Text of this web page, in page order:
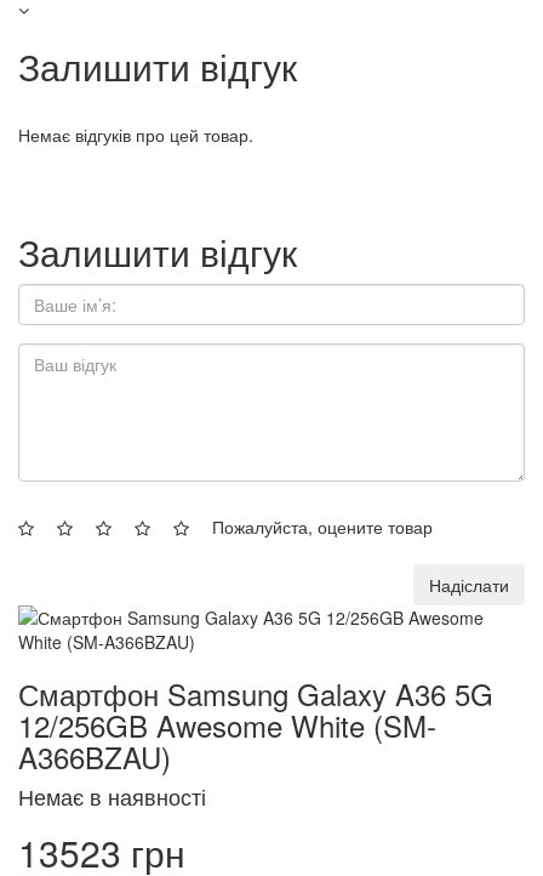
Залишити відгук
Немає відгуків про цей товар.
Залишити відгук
Пожалуйста, оцените товар
Надіслати
Смартфон Samsung Galaxy A36 5G
12/256GB Awesome White (SM-
A366BZAU)
Немає в наявності
13523 грн